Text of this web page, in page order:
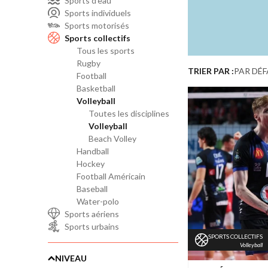
Sports individuels
Sports motorisés
Sports collectifs
Tous les sports
Rugby
Football
Basketball
Volleyball
Toutes les disciplines
Volleyball
Beach Volley
Handball
Hockey
Football Américain
Baseball
Water-polo
Sports aériens
Sports urbains
NIVEAU
TRIER PAR :PAR
SPORTS COLLECTIFS
Volleyball